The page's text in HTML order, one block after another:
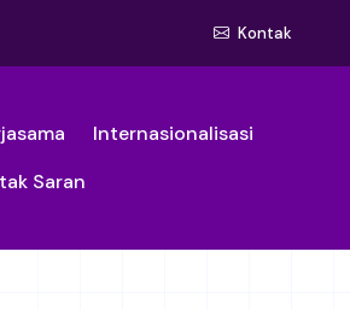
Kontak
Internasionalisasi
Saran